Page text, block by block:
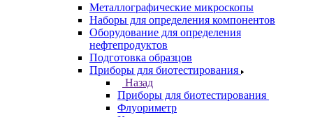
Генераторы чистых газов
Жидкостная хроматография
Назад
Жидкостная хроматография
Жидкостные хромато масс-
спектрометры
Жидкостные хроматографы
Колонки для жидкостной
хроматографии